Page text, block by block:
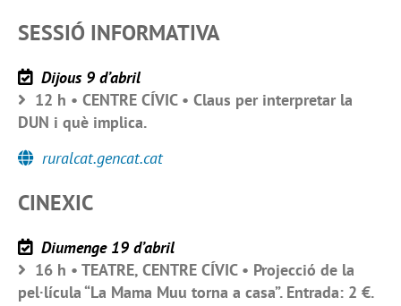
SESSIÓ INFORMATIVA
Dijous 9 d’abril
12 h • CENTRE CÍVIC • Claus per interpretar la
DUN i què implica.
ruralcat.gencat.cat
CINEXIC
Diumenge 19 d’abril
16 h • TEATRE, CENTRE CÍVIC • Projecció de la
pel·lícula “La Mama Muu torna a casa”. Entrada: 2 €.